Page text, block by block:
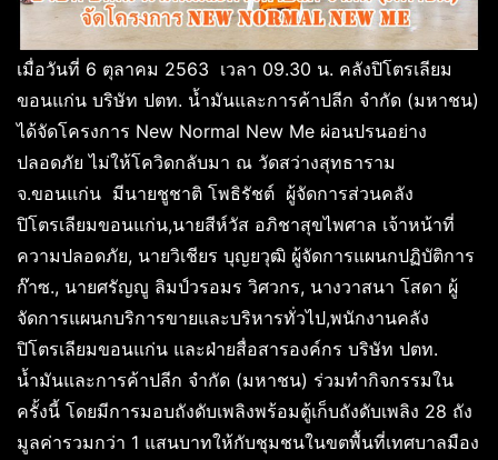
เมื่อวันที่ 6 ตุลาคม 2563 เวลา 09.30 น. คลังปิโตรเลียม
ขอนแก่น บริษัท ปตท. น้ำมันและการค้าปลีก จำกัด (มหาชน)
ได้จัดโครงการ New Normal New Me ผ่อนปรนอย่าง
ปลอดภัย ไม่ให้โควิดกลับมา ณ วัดสว่างสุทธาราม
จ.ขอนแก่น มีนายชูชาติ โพธิรัชต์ ผู้จัดการส่วนคลัง
ปิโตรเลียมขอนแก่น,นายสีห์วัส อภิชาสุขไพศาล เจ้าหน้าที่
ความปลอดภัย, นายวิเชียร บุญยวุฒิ ผู้จัดการแผนกปฏิบัติการ
ก๊าซ., นายศรัญญู ลิมป์วรอมร วิศวกร, นางวาสนา โสดา ผู้
จัดการแผนกบริการขายและบริหารทั่วไป,พนักงานคลัง
ปิโตรเลียมขอนแก่น และฝ่ายสื่อสารองค์กร บริษัท ปตท.
น้ำมันและการค้าปลีก จำกัด (มหาชน) ร่วมทำกิจกรรมใน
ครั้งนี้ โดยมีการมอบถังดับเพลิงพร้อมตู้เก็บถังดับเพลิง 28 ถัง
มูลค่ารวมกว่า 1 แสนบาทให้กับชุมชนในขตพื้นที่เทศบาลมือง